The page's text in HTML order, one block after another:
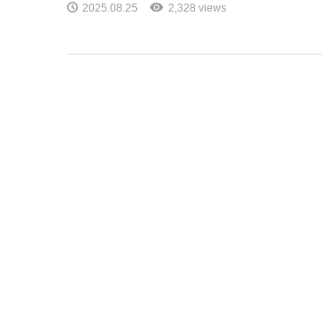
2025.08.25 2,328 views